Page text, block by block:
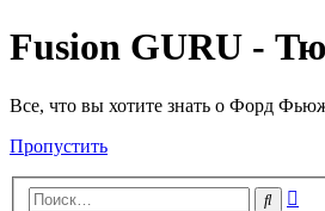
Fusion GURU -
Все, что вы хотите знать о Форд
Пропустить
Поиск